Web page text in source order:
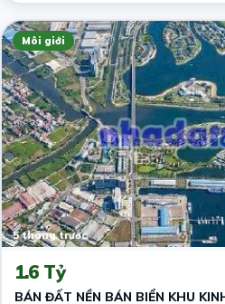
Môi giới
5 tháng trước
1.6 Tỷ
BÁN ĐẤT NỀN BÁN BIỂN KHU